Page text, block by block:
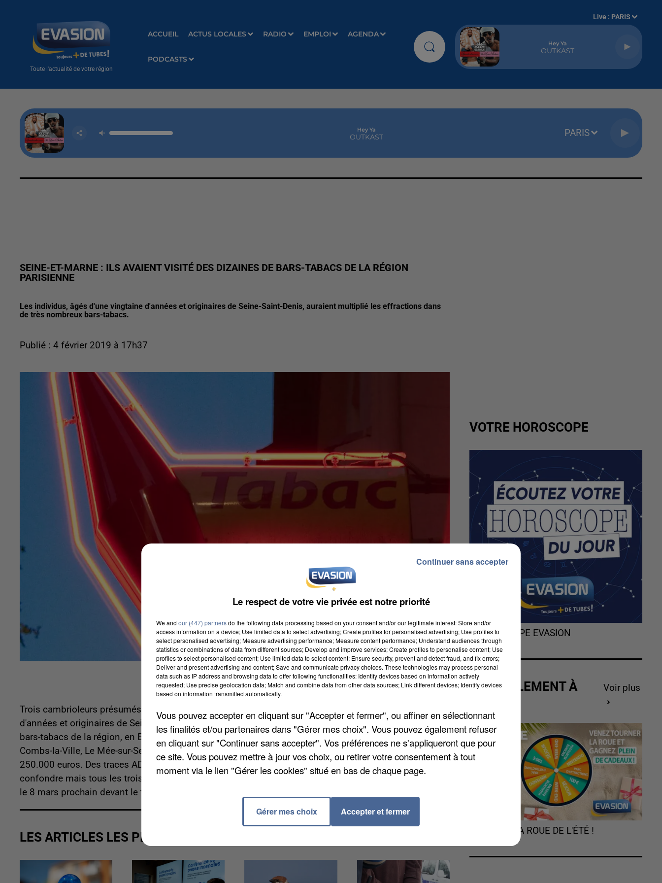
Toute l'actualité de votre région
ACCUEIL ACTUS LOCALES RADIO EMPLOI AGENDA
PODCASTS
Live : PARIS
Hey Ya
OUTKAST
Hey Ya
OUTKAST PARIS
SEINE-ET-MARNE : ILS AVAIENT VISITÉ DES DIZAINES DE BARS-TABACS DE LA RÉGION
PARISIENNE
Les individus, âgés d'une vingtaine d'années et originaires de Seine-Saint-Denis, auraient multiplié les effractions dans
de très nombreux bars-tabacs.
Publié : 4 février 2019 à 17h37
Trois cambrioleurs présumés ont été interpellés ce week-end. Les individus, âgés d'une vingtaine
d'années et originaires de Seine-Saint-Denis, auraient multiplié les effractions dans de très nombreux
bars-tabacs de la région, en Essonne, dans les Yvelines, mais aussi dans toute la Seine-et-Marne, à
Combs-la-Ville, Le Mée-sur-Seine, Moissy-Cramayel ou encore Nemours. Le préjudice dépasserait les
250.000 euros. Des traces ADN relevées lors d'un cambriolage à Champs-sur-Marne ont permis de les
confondre mais tous les trois nient les faits. Ils ont été placés en détention provisoire et seront jugés
le 8 mars prochain devant le tribunal correctionnel de Meaux.
LES ARTICLES LES PLUS VUS
VOTRE HOROSCOPE
L'HOROSCOPE EVASION
ACTUELLEMENT À
Voir plus
TOURNEZ LA ROUE DE L'ÉTÉ !
Le respect de votre vie privée est notre priorité
We and our (447) partnersdo the following data processing based on your consent and/or our legitimate interest: Store and/or
access information on a device; Use limited data to select advertising; Create profiles for personalised advertising; Use profiles to
select personalised advertising; Measure advertising performance; Measure content performance; Understand audiences through
statistics or combinations of data from different sources; Develop and improve services; Create profiles to personalise content; Use
profiles to select personalised content; Use limited data to select content; Ensure security, prevent and detect fraud, and fix errors;
Deliver and present advertising and content; Save and communicate privacy choices. These technologies may process personal
data such as IP address and browsing data to offer following functionalities: Identify devices based on information actively
requested; Use precise geolocation data; Match and combine data from other data sources; Link different devices; Identify devices
based on information transmitted automatically.
Vous pouvez accepter en cliquant sur "Accepter et fermer", ou affiner en sélectionnant
les finalités et/ou partenaires dans "Gérer mes choix". Vous pouvez également refuser
en cliquant sur "Continuer sans accepter". Vos préférences ne s'appliqueront que pour
ce site. Vous pouvez mettre à jour vos choix, ou retirer votre consentement à tout
moment via le lien "Gérer les cookies" situé en bas de chaque page.
Gérer mes choix Accepter et fermer
Continuer sans accepter